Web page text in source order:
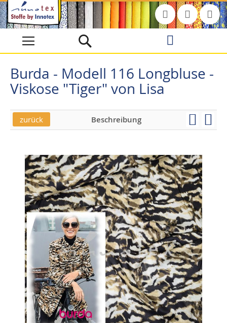
Direkt
zum
Inhalt
Burda - Modell 116 Longbluse -
Viskose "Tiger" von Lisa
zurück Beschreibung
images
gallery
beginning
images
gallery